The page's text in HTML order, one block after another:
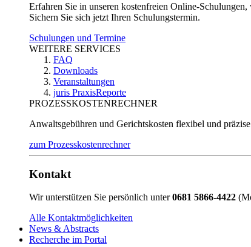
Erfahren Sie in unseren kostenfreien Online-
Sichern Sie sich jetzt Ihren Schulungstermin.
Schulungen und Termine
WEITERE SERVICES
FAQ
Downloads
Veranstaltungen
juris PraxisReporte
PROZESSKOSTENRECHNER
Anwaltsgebühren und Gerichtskosten flexibel und
zum Prozesskostenrechner
Kontakt
Wir unterstützen Sie persönlich unter0681 5866-4422
Alle Kontaktmöglichkeiten
News & Abstracts
Recherche im Portal